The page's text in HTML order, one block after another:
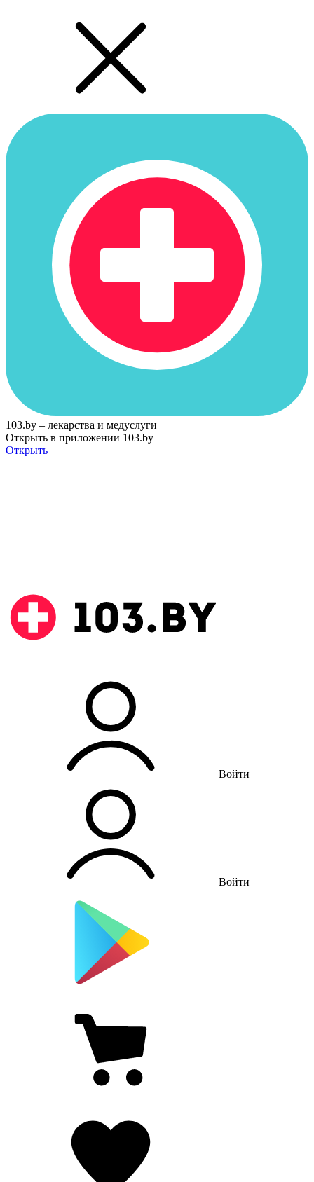
103.by – лекарства и медуслуги
Открыть в приложении 103.by
Открыть
Войти
Войти